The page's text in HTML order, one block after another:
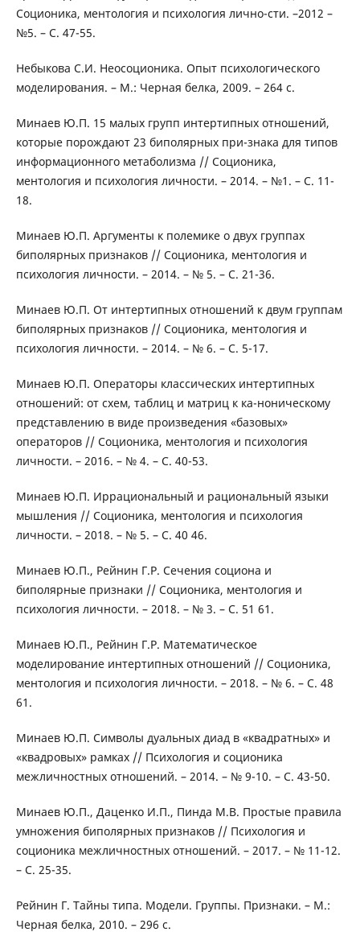
Соционика, ментология и психология лично-сти. –2012 –
№5. – С. 47-55.
Небыкова С.И. Неосоционика. Опыт психологического
моделирования. – М.: Черная белка, 2009. – 264 с.
Минаев Ю.П. 15 малых групп интертипных отношений,
которые порождают 23 биполярных при-знака для типов
информационного метаболизма // Соционика,
ментология и психология личности. – 2014. – №1. – С. 11-
18.
Минаев Ю.П. Аргументы к полемике о двух группах
биполярных признаков // Соционика, ментология и
психология личности. – 2014. – № 5. – С. 21-36.
Минаев Ю.П. От интертипных отношений к двум группам
биполярных признаков // Соционика, ментология и
психология личности. – 2014. – № 6. – С. 5-17.
Минаев Ю.П. Операторы классических интертипных
отношений: от схем, таблиц и матриц к ка-ноническому
представлению в виде произведения «базовых»
операторов // Соционика, ментология и психология
личности. – 2016. – № 4. – С. 40-53.
Минаев Ю.П. Иррациональный и рациональный языки
мышления // Соционика, ментология и психология
личности. – 2018. – № 5. – С. 40 46.
Минаев Ю.П., Рейнин Г.Р. Сечения социона и
биполярные признаки // Соционика, ментология и
психология личности. – 2018. – № 3. – С. 51 61.
Минаев Ю.П., Рейнин Г.Р. Математическое
моделирование интертипных отношений // Соционика,
ментология и психология личности. – 2018. – № 6. – С. 48
61.
Минаев Ю.П. Символы дуальных диад в «квадратных» и
«квадровых» рамках // Психология и соционика
межличностных отношений. – 2014. – № 9-10. – С. 43-50.
Минаев Ю.П., Даценко И.П., Пинда М.В. Простые правила
умножения биполярных признаков // Психология и
соционика межличностных отношений. – 2017. – № 11-12.
– С. 25-35.
Рейнин Г. Тайны типа. Модели. Группы. Признаки. – М.:
Черная белка, 2010. – 296 с.